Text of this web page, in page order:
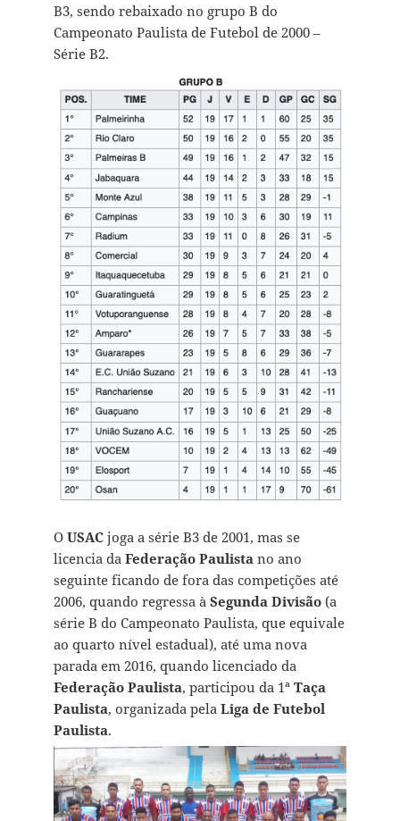
B3, sendo rebaixado no grupo B do
Campeonato Paulista de Futebol de 2000 –
Série B2.
O USACjoga a série B3 de 2001, mas se
licencia da Federação Paulista no ano
seguinte ficando de fora das competições até
2006, quando regressa à Segunda Divisão(a
série B do Campeonato Paulista, que equivale
ao quarto nível estadual), até uma nova
parada em 2016, quando licenciado da
Federação Paulista, participou da 1ª Taça
Paulista, organizada pela Liga de Futebol
Paulista.